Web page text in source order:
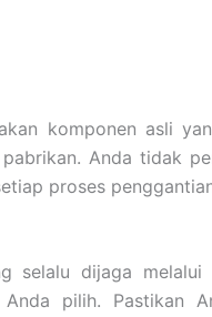
komponen asli
Anda tidak
proses
selalu dijaga melalui
pilih. Pastikan